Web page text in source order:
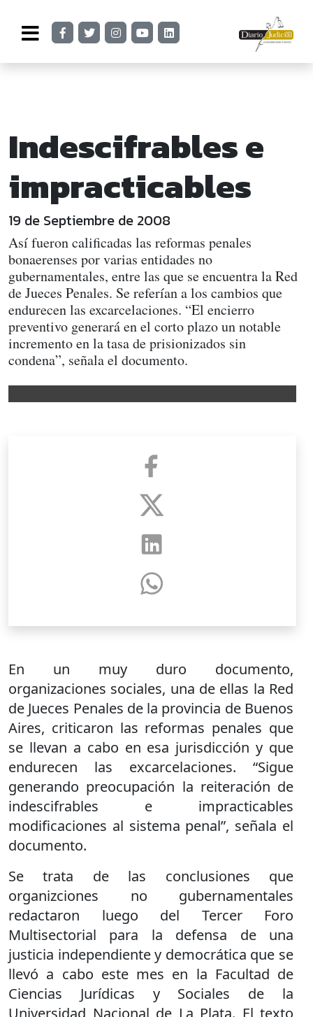
Indescifrables e
impracticables
19 de Septiembre de 2008
Así fueron calificadas las reformas penales
bonaerenses por varias entidades no
gubernamentales, entre las que se encuentra la Red
de Jueces Penales. Se referían a los cambios que
endurecen las excarcelaciones. “El encierro
preventivo generará en el corto plazo un notable
incremento en la tasa de prisionizados sin
condena”, señala el documento.
En un muy duro documento,
organizaciones sociales, una de ellas la Red
de Jueces Penales de la provincia de Buenos
Aires, criticaron las reformas penales que
se llevan a cabo en esa jurisdicción y que
endurecen las excarcelaciones. “Sigue
generando preocupación la reiteración de
indescifrables e impracticables
modificaciones al sistema penal”, señala el
documento.
Se trata de las conclusiones que
organizciones no gubernamentales
redactaron luego del Tercer Foro
Multisectorial para la defensa de una
justicia independiente y democrática que se
llevó a cabo este mes en la Facultad de
Ciencias Jurídicas y Sociales de la
Universidad Nacional de La Plata. El texto